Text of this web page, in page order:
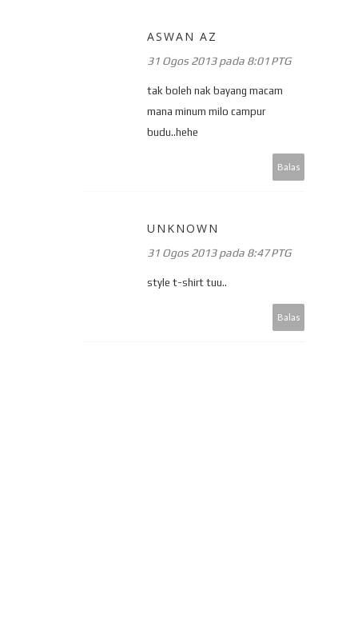
ASWAN AZ
31 Ogos 2013 pada 8:01 PTG
tak boleh nak bayang macam
mana minum milo campur
budu..hehe
Balas
UNKNOWN
31 Ogos 2013 pada 8:47 PTG
style t-shirt tuu..
Balas